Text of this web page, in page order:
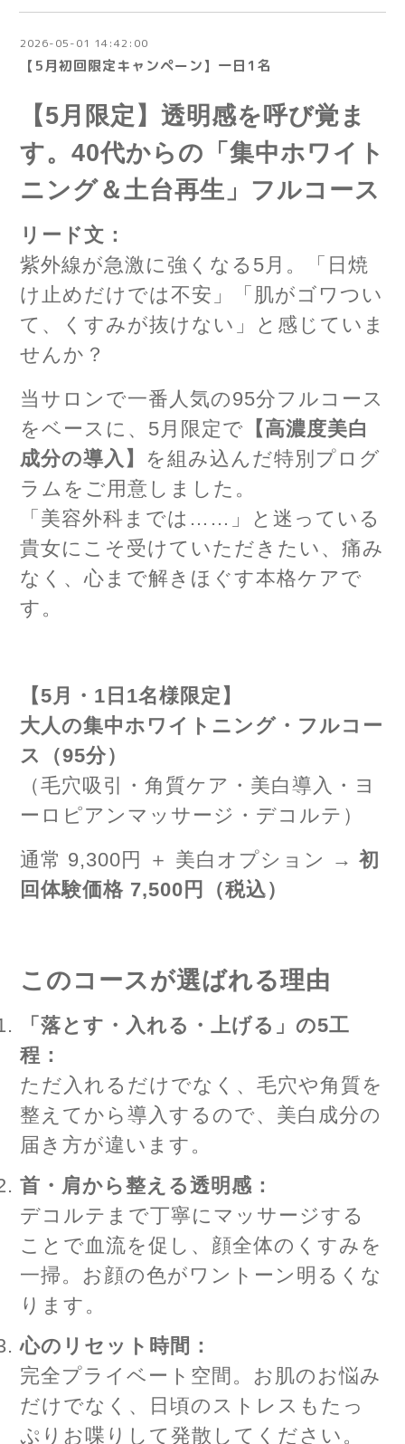
2026-05-01 14:42:00
【5月初回限定キャンペーン】一日1名
【5月限定】透明感を呼び覚ま
す。40代からの「集中ホワイト
ニング＆土台再生」フルコース
リード文：
紫外線が急激に強くなる5月。「日焼
け止めだけでは不安」「肌がゴワつい
て、くすみが抜けない」と感じていま
せんか？
当サロンで一番人気の95分フルコース
をベースに、5月限定で 【高濃度美白
成分の導入】 を組み込んだ特別プログ
ラムをご用意しました。
「美容外科までは……」と迷っている
貴女にこそ受けていただきたい、痛み
なく、心まで解きほぐす本格ケアで
す。
【5月・1日1名様限定】
大人の集中ホワイトニング・フルコー
ス（95分）
（毛穴吸引・角質ケア・美白導入・ヨ
ーロピアンマッサージ・デコルテ）
通常 9,300円 ＋ 美白オプション → 初
回体験価格 7,500円（税込）
このコースが選ばれる理由
「落とす・入れる・上げる」の5工
程：
ただ入れるだけでなく、毛穴や角質を
整えてから導入するので、美白成分の
届き方が違います。
首・肩から整える透明感：
デコルテまで丁寧にマッサージする
ことで血流を促し、顔全体のくすみを
一掃。お顔の色がワントーン明るくな
ります。
心のリセット時間：
完全プライベート空間。お肌のお悩み
だけでなく、日頃のストレスもたっ
ぷりお喋りして発散してください。